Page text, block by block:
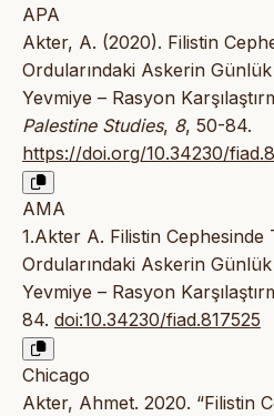
APA
Akter, A. (2020). Filistin
Ordularındaki Askerin Günlük
Yevmiye – Rasyon
Palestine Studies, 8, 50-84.
https://doi.org/10.34230/
AMA
1.Akter A. Filistin Cephesinde
Ordularındaki Askerin Günlük
Yevmiye – Rasyon
84. doi:10.34230/fiad.817525
Chicago
Akter, Ahmet. 2020. “Filistin